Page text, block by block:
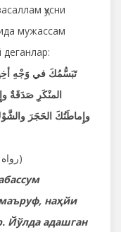
ҳусни
мужассам
تَبَسُّمُكَ في وَجْهِ
المنْكَرِ صَدَقَةٌ
وإِماطَتُكَ الحَجَرَ
(رواه الإمام الترمذي عن أبي ذر رضي الله عنه)
наҳйи
Йўлда адашган